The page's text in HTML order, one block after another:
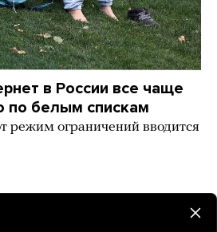
в России все чаще
по белым спискам
режим ограничений вводится